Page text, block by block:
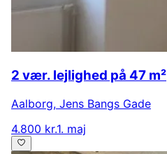
2 vær. lejlighed på 47 m²
Aalborg, Jens Bangs Gade
4.800 kr.1. maj